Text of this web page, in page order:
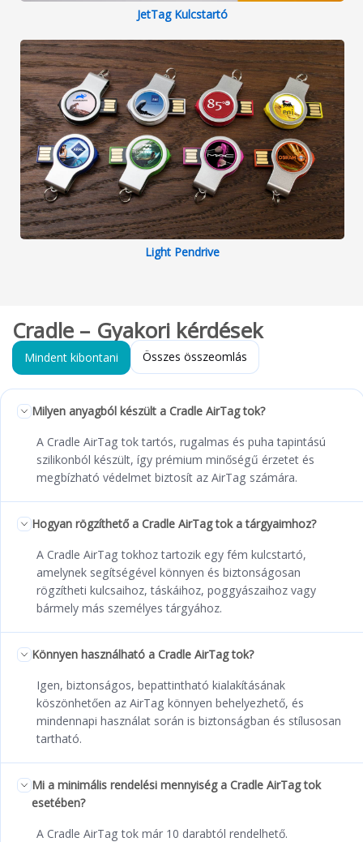
JetTag Kulcstartó
Light Pendrive
Cradle – Gyakori kérdések
Mindent kibontani Összes összeomlás
Milyen anyagból készült a Cradle AirTag tok?
A Cradle AirTag tok tartós, rugalmas és puha tapintású
szilikonból készült, így prémium minőségű érzetet és
megbízható védelmet biztosít az AirTag számára.
Hogyan rögzíthető a Cradle AirTag tok a tárgyaimhoz?
A Cradle AirTag tokhoz tartozik egy fém kulcstartó,
amelynek segítségével könnyen és biztonságosan
rögzítheti kulcsaihoz, táskáihoz, poggyászaihoz vagy
bármely más személyes tárgyához.
Könnyen használható a Cradle AirTag tok?
Igen, biztonságos, bepattintható kialakításának
köszönhetően az AirTag könnyen behelyezhető, és
mindennapi használat során is biztonságban és stílusosan
tartható.
Mi a minimális rendelési mennyiség a Cradle AirTag tok
esetében?
A Cradle AirTag tok már 10 darabtól rendelhető.